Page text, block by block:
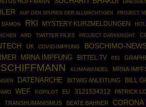
AUF DEN SPUREN DER ALLMÄCHTIGEN PROJECT
DÄMON RKI MYSTERY KURZMELDUNGEN
ARD TWITTER FILES PROJECT DARKKNIGHT
UK COVID-IMPFUNG BOSCHIMO-
MRNA IMPFUNG BITTEL TV PEI
KLIMAWANDEL MRNA-
DATENARCHE BITWIG ANLEITUNG BILL
NWO WEF KOPILOT EU 3121534312 PATRICK
TRANSHUMANISMUS BEATE BAHNER